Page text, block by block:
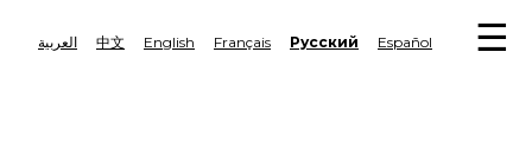
العربية 中文 English Français Русский Español